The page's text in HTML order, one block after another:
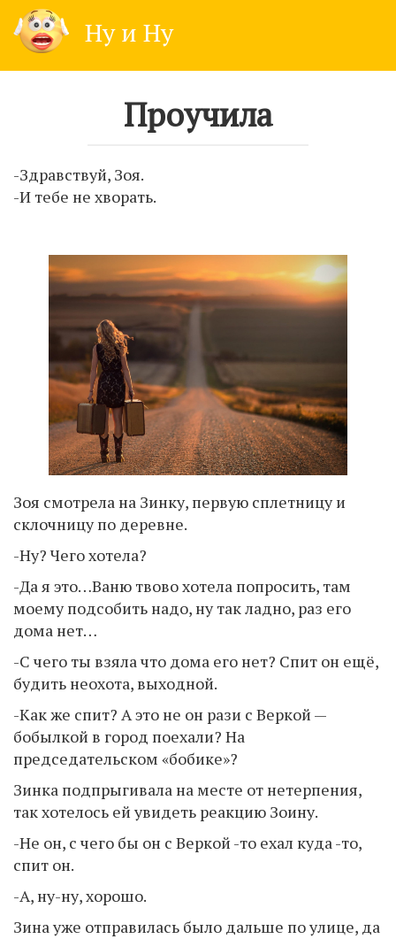
content
Ну и Ну
Проучила
-Здравствуй, Зоя.
-И тебе не хворать.
Зоя смотрела на Зинку, первую сплетницу и
склочницу по деревне.
-Ну? Чего хотела?
-Да я это…Ваню твово хотела попросить, там
моему подсобить надо, ну так ладно, раз его
дома нет…
-С чего ты взяла что дома его нет? Спит он ещё,
будить неохота, выходной.
-Как же спит? А это не он рази с Веркой —
бобылкой в город поехали? На
председательском «бобике»?
Зинка подпрыгивала на месте от нетерпения,
так хотелось ей увидеть реакцию Зоину.
-Не он, с чего бы он с Веркой -то ехал куда -то,
спит он.
-А, ну-ну, хорошо.
Зина уже отправилась было дальше по улице, да